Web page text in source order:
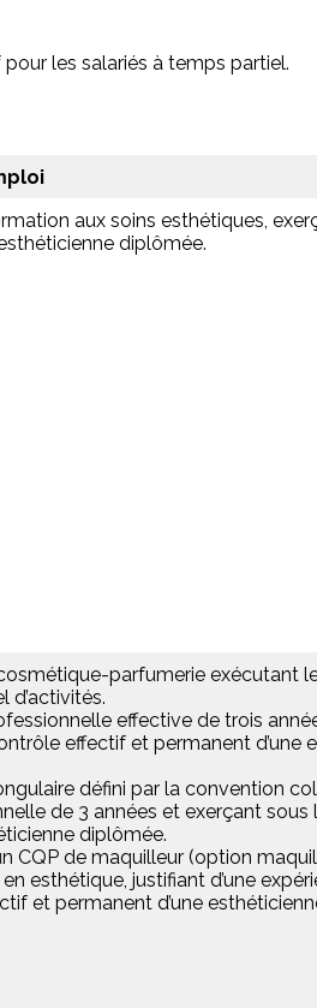
les salariés à temps partiel.
aux soins esthétiques,
diplômée.
parfumerie exécutant
d’activités.
effective de trois
effectif et permanent d’une
défini par la convention
de 3 années et exerçant
diplômée.
CQP de maquilleur (option
esthétique, justifiant d’une
et permanent d’une